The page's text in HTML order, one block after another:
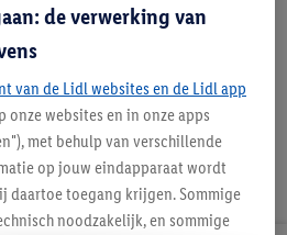
de verwerking van
van de Lidl websites en de Lidl app
websites en in onze apps
met behulp van verschillende
op jouw eindapparaat wordt
daartoe toegang krijgen. Sommige
noodzakelijk, en sommige